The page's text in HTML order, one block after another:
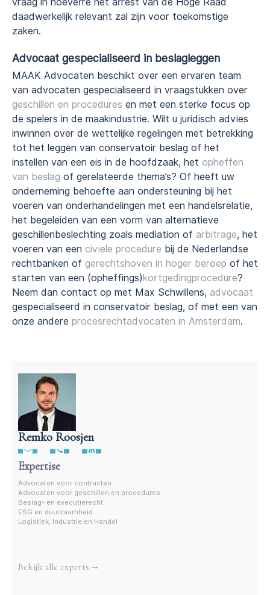
vraag in hoeverre het arrest van de Hoge Raad
daadwerkelijk relevant zal zijn voor toekomstige
zaken.
Advocaat gespecialiseerd in beslagleggen
MAAK Advocaten beschikt over een ervaren team
van advocaten gespecialiseerd in vraagstukken over
geschillen en procedures en met een sterke focus op
de spelers in de maakindustrie. Wilt u juridisch advies
inwinnen over de wettelijke regelingen met betrekking
tot het leggen van conservatoir beslag of het
instellen van een eis in de hoofdzaak, het opheffen
van beslag of gerelateerde thema’s? Of heeft uw
onderneming behoefte aan ondersteuning bij het
voeren van onderhandelingen met een handelsrelatie,
het begeleiden van een vorm van alternatieve
geschillenbeslechting zoals mediation of arbitrage, het
voeren van een civiele procedure bij de Nederlandse
rechtbanken of gerechtshoven in hoger beroep of het
starten van een (opheffings)kortgedingprocedure?
Neem dan contact op met Max Schwillens, advocaat
gespecialiseerd in conservatoir beslag, of met een van
onze andere procesrechtadvocaten in Amsterdam.
Remko Roosjen
Advocaat beslag- en executierecht • Remko Roosjen
Expertise
Advocaten voor contracten
Advocaten voor geschillen en procedures
Beslag- en executierecht
ESG en duurzaamheid
Logistiek, Industrie en Handel
Meer experts
Bekijk alle experts →